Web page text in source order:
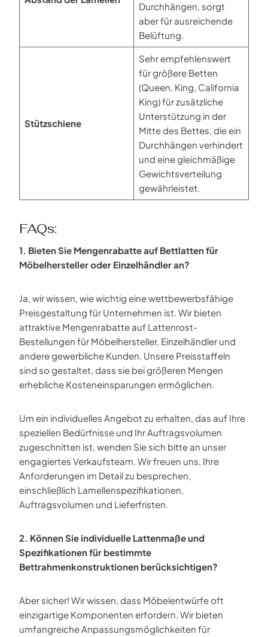
Durchhängen, sorgt
aber für ausreichende
Belüftung.
Stützschiene
Sehr empfehlenswert
für größere Betten
(Queen, King, California
King) für zusätzliche
Unterstützung in der
Mitte des Bettes, die ein
Durchhängen verhindert
und eine gleichmäßige
Gewichtsverteilung
gewährleistet.
FAQs:
1. Bieten Sie Mengenrabatte auf Bettlatten für
Möbelhersteller oder Einzelhändler an?
Ja, wir wissen, wie wichtig eine wettbewerbsfähige
Preisgestaltung für Unternehmen ist. Wir bieten
attraktive Mengenrabatte auf Lattenrost-
Bestellungen für Möbelhersteller, Einzelhändler und
andere gewerbliche Kunden. Unsere Preisstaffeln
sind so gestaltet, dass sie bei größeren Mengen
erhebliche Kosteneinsparungen ermöglichen.
Um ein individuelles Angebot zu erhalten, das auf Ihre
speziellen Bedürfnisse und Ihr Auftragsvolumen
zugeschnitten ist, wenden Sie sich bitte an unser
engagiertes Verkaufsteam. Wir freuen uns, Ihre
Anforderungen im Detail zu besprechen,
einschließlich Lamellenspezifikationen,
Auftragsvolumen und Lieferfristen.
2. Können Sie individuelle Lattenmaße und
Spezifikationen für bestimmte
Bettrahmenkonstruktionen berücksichtigen?
Aber sicher! Wir wissen, dass Möbelentwürfe oft
einzigartige Komponenten erfordern. Wir bieten
umfangreiche Anpassungsmöglichkeiten für